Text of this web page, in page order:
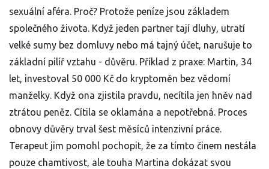
sexuální aféra. Proč? Protože peníze jsou základem
společného života. Když jeden partner tají dluhy, utratí
velké sumy bez domluvy nebo má tajný účet, narušuje to
základní pilíř vztahu - důvěru. Příklad z praxe: Martin, 34
let, investoval 50 000 Kč do kryptoměn bez vědomí
manželky. Když ona zjistila pravdu, necítila jen hněv nad
ztrátou peněz. Cítila se oklamána a nepotřebná. Proces
obnovy důvěry trval šest měsíců intenzivní práce.
Terapeut jim pomohl pochopit, že za tímto činem nestála
pouze chamtivost, ale touha Martina dokázat svou